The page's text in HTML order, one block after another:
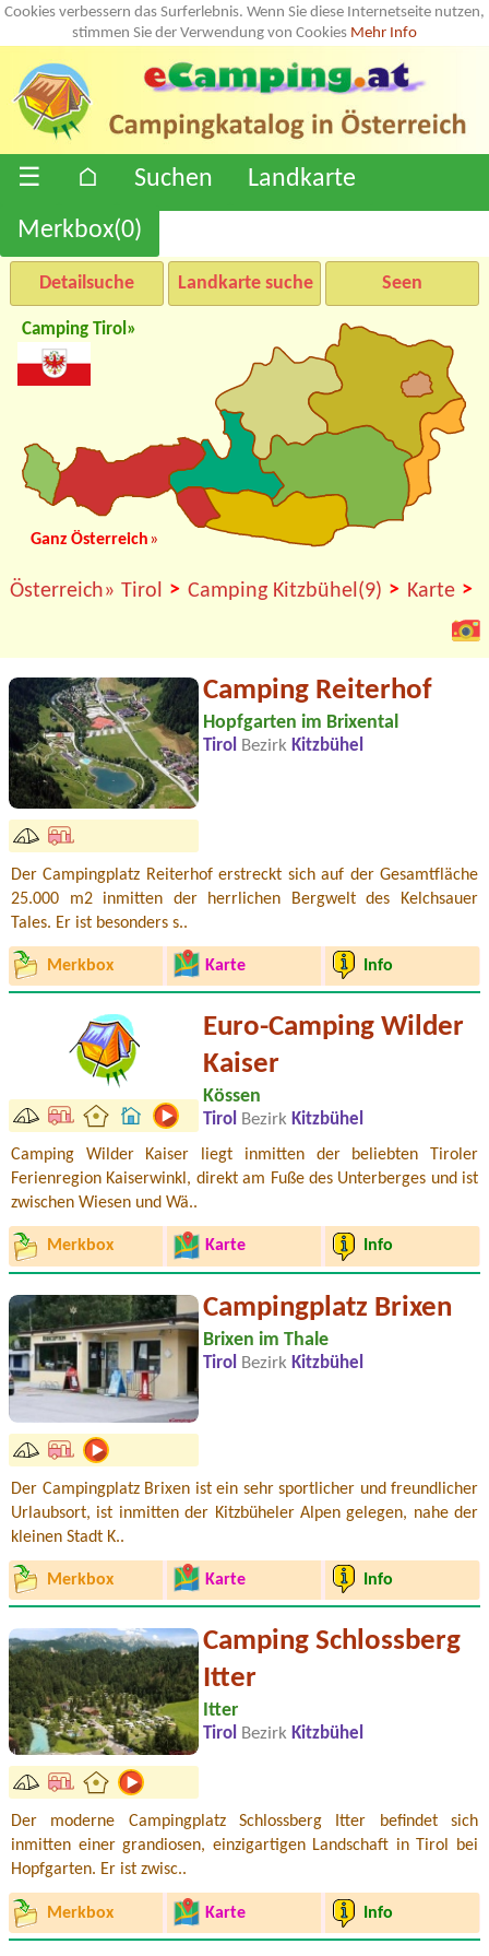
Cookies verbessern das Surferlebnis. Wenn Sie diese Internetseite nutzen,
stimmen Sie der Verwendung von Cookies Mehr Info
☰ ⌂ Suchen
Landkarte
Merkbox(0)
Detailsuche Landkarte suche Seen
Camping Tirol»
Ganz Österreich»
Österreich» Tirol > Camping Kitzbühel(9) > Karte >
Camping Reiterhof
Hopfgarten im Brixental
Tirol Bezirk Kitzbühel
Der Campingplatz Reiterhof erstreckt sich auf der Gesamtfläche
25.000 m2 inmitten der herrlichen Bergwelt des Kelchsauer
Tales. Er ist besonders s..
Merkbox Karte Info
Euro-Camping Wilder
Kaiser
Kössen
Tirol Bezirk Kitzbühel
Camping Wilder Kaiser liegt inmitten der beliebten Tiroler
Ferienregion Kaiserwinkl, direkt am Fuße des Unterberges und ist
zwischen Wiesen und Wä..
Merkbox Karte Info
Campingplatz Brixen
Brixen im Thale
Tirol Bezirk Kitzbühel
Der Campingplatz Brixen ist ein sehr sportlicher und freundlicher
Urlaubsort, ist inmitten der Kitzbüheler Alpen gelegen, nahe der
kleinen Stadt K..
Merkbox Karte Info
Camping Schlossberg
Itter
Itter
Tirol Bezirk Kitzbühel
Der moderne Campingplatz Schlossberg Itter befindet sich
inmitten einer grandiosen, einzigartigen Landschaft in Tirol bei
Hopfgarten. Er ist zwisc..
Merkbox Karte Info